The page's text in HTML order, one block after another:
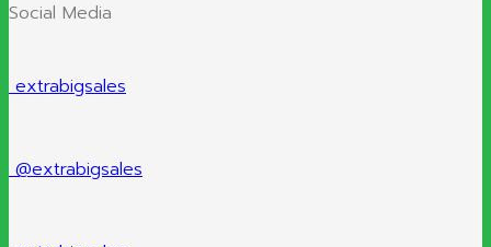
Social Media
extrabigsales
@extrabigsales